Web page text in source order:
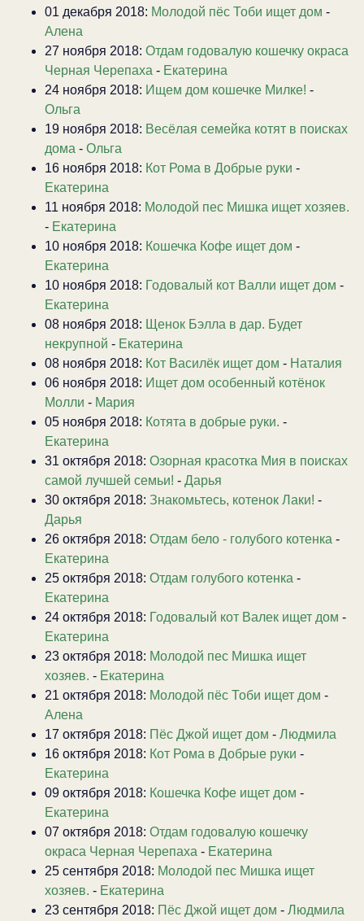
01 декабря 2018: Молодой пёс Тоби ищет дом -
Алена
27 ноября 2018: Отдам годовалую кошечку окраса
Черная Черепаха - Екатерина
24 ноября 2018: Ищем дом кошечке Милке! -
Ольга
19 ноября 2018: Весёлая семейка котят в поисках
дома - Ольга
16 ноября 2018: Кот Рома в Добрые руки -
Екатерина
11 ноября 2018: Молодой пес Мишка ищет хозяев.
- Екатерина
10 ноября 2018: Кошечка Кофе ищет дом -
Екатерина
10 ноября 2018: Годовалый кот Валли ищет дом -
Екатерина
08 ноября 2018: Щенок Бэлла в дар. Будет
некрупной - Екатерина
08 ноября 2018: Кот Василёк ищет дом - Наталия
06 ноября 2018: Ищет дом особенный котёнок
Молли - Мария
05 ноября 2018: Котята в добрые руки. -
Екатерина
31 октября 2018: Озорная красотка Мия в поисках
самой лучшей семьи! - Дарья
30 октября 2018: Знакомьтесь, котенок Лаки! -
Дарья
26 октября 2018: Отдам бело - голубого котенка -
Екатерина
25 октября 2018: Отдам голубого котенка -
Екатерина
24 октября 2018: Годовалый кот Валек ищет дом -
Екатерина
23 октября 2018: Молодой пес Мишка ищет
хозяев. - Екатерина
21 октября 2018: Молодой пёс Тоби ищет дом -
Алена
17 октября 2018: Пёс Джой ищет дом - Людмила
16 октября 2018: Кот Рома в Добрые руки -
Екатерина
09 октября 2018: Кошечка Кофе ищет дом -
Екатерина
07 октября 2018: Отдам годовалую кошечку
окраса Черная Черепаха - Екатерина
25 сентября 2018: Молодой пес Мишка ищет
хозяев. - Екатерина
23 сентября 2018: Пёс Джой ищет дом - Людмила